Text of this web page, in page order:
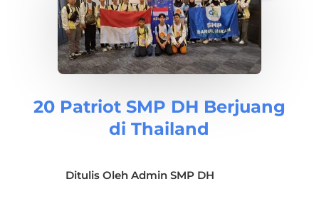
20 Patriot SMP DH Berjuang
di Thailand
Ditulis Oleh Admin SMP DH